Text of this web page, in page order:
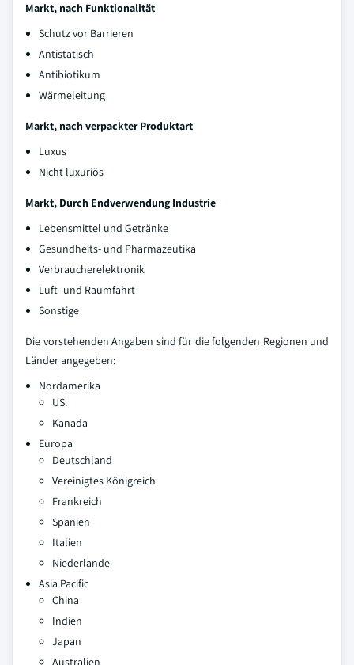
Markt, nach Funktionalität
Schutz vor Barrieren
Antistatisch
Antibiotikum
Wärmeleitung
Markt, nach verpackter Produktart
Luxus
Nicht luxuriös
Markt, Durch Endverwendung Industrie
Lebensmittel und Getränke
Gesundheits- und Pharmazeutika
Verbraucherelektronik
Luft- und Raumfahrt
Sonstige
Die vorstehenden Angaben sind für die folgenden Regionen und
Länder angegeben:
Nordamerika
US.
Kanada
Europa
Deutschland
Vereinigtes Königreich
Frankreich
Spanien
Italien
Niederlande
Asia Pacific
China
Indien
Japan
Australien